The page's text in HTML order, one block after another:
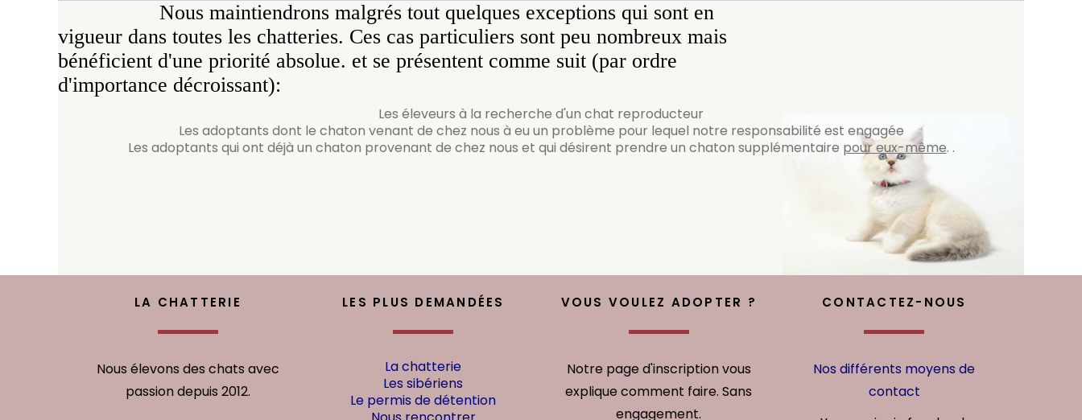
Nous maintiendrons malgrés tout quelques exceptions qui sont en
vigueur dans toutes les chatteries. Ces cas particuliers sont peu nombreux mais
bénéficient d'une priorité absolue. et se présentent comme suit (par ordre
d'importance décroissant):
Les éleveurs à la recherche d'un chat reproducteur
Les adoptants dont le chaton venant de chez nous à eu un problème pour lequel notre responsabilité est engagée
Les adoptants qui ont déjà un chaton provenant de chez nous et qui désirent prendre un chaton supplémentaire pour eux-même. .
LA CHATTERIE
Nous élevons des chats avec
passion depuis 2012.
LES PLUS DEMANDÉES
La chatterie
Les sibériens
Le permis de détention
VOUS VOULEZ ADOPTER ?
Notre page d'inscription vous
explique comment faire. Sans
engagement.
CONTACTEZ-NOUS
Nos différents moyens de
contact